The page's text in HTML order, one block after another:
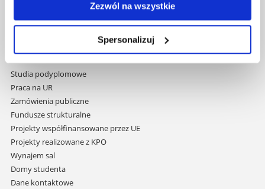
Zezwól na wszystkie
Spersonalizuj
nawigację
do
treści
Mapa serwisu
Studia podyplomowe
Praca na UR
Zamówienia publiczne
Fundusze strukturalne
Projekty współfinansowane przez UE
Projekty realizowane z KPO
Wynajem sal
Domy studenta
Dane kontaktowe